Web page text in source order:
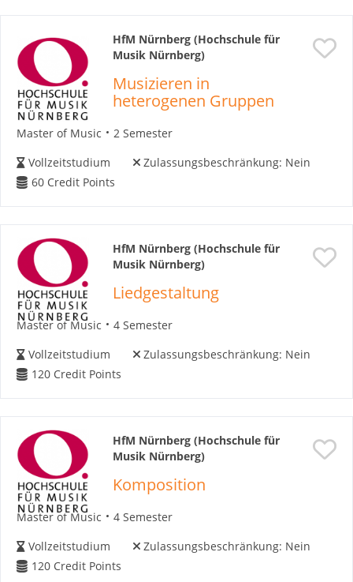
HfM Nürnberg (Hochschule für
Musik Nürnberg)
Musizieren in
heterogenen Gruppen
Master of Music
2 Semester
Vollzeitstudium
Zulassungsbeschränkung: Nein
60 Credit Points
HfM Nürnberg (Hochschule für
Musik Nürnberg)
Liedgestaltung
Master of Music
4 Semester
Vollzeitstudium
Zulassungsbeschränkung: Nein
120 Credit Points
HfM Nürnberg (Hochschule für
Musik Nürnberg)
Komposition
Master of Music
4 Semester
Vollzeitstudium
Zulassungsbeschränkung: Nein
120 Credit Points